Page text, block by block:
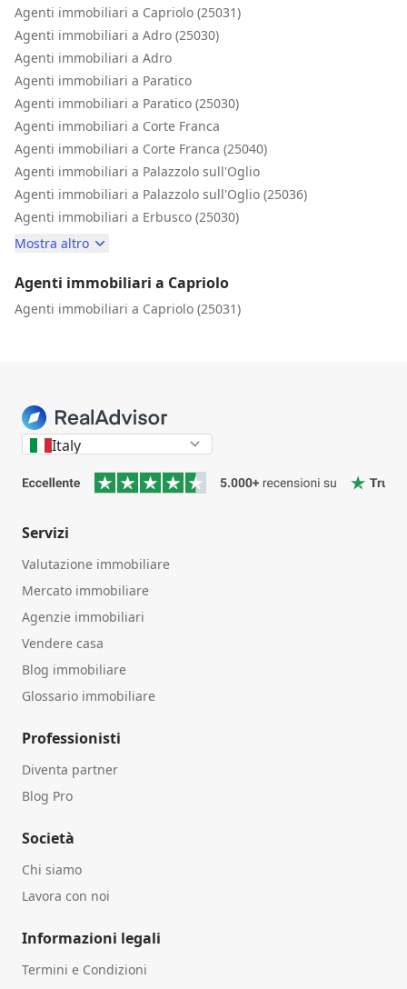
una casa è un passo importante, ed avere un agente
disponibile a spiegare e offrire alternative è un aspetto,
secondo noi, determinante. Grazie ancora per il vostro
lavoro e sostegno!
Agenti immobiliari a Capriolo (25031)
Agenti immobiliari a Adro (25030)
Agenti immobiliari a Adro
Agenti immobiliari a Paratico
Agenti immobiliari a Paratico (25030)
Agenti immobiliari a Corte Franca
Agenti immobiliari a Corte Franca (25040)
Agenti immobiliari a Palazzolo sull'Oglio
Agenti immobiliari a Palazzolo sull'Oglio (25036)
Agenti immobiliari a Erbusco (25030)
Mostra altro
Agenti immobiliari a Capriolo
Agenti immobiliari a Capriolo (25031)
Italy
Servizi
Valutazione immobiliare
Mercato immobiliare
Agenzie immobiliari
Vendere casa
Blog immobiliare
Glossario immobiliare
Professionisti
Diventa partner
Blog Pro
Società
Chi siamo
Lavora con noi
Informazioni legali
Termini e Condizioni